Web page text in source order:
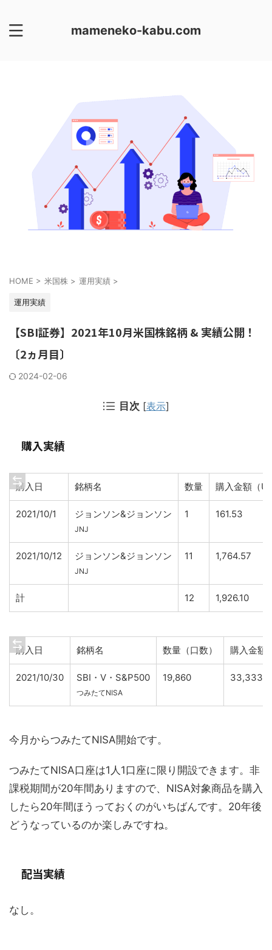
mameneko-kabu.com
HOME > 米国株 > 運用実績 >
運用実績
【SBI証券】2021年10月米国株銘柄 & 実績公開！
〔2ヵ月目〕
2024-02-06
目次 [表示]
購入実績
購入日 銘柄名 数量 購入金額（
2021/10/1 ジョンソン&ジョンソン
JNJ
1 161.53
2021/10/12 ジョンソン&ジョンソン
JNJ
11 1,764.57
計 12 1,926.10
購入日 銘柄名 数量（口数） 購入金額
2021/10/30 SBI・V・S&P500
つみたてNISA
19,860 33,333
今月からつみたてNISA開始です。
つみたてNISA口座は1人1口座に限り開設できます。非
課税期間が20年間ありますので、NISA対象商品を購入
したら20年間ほうっておくのがいちばんです。20年後
どうなっているのか楽しみですね。
配当実績
なし。